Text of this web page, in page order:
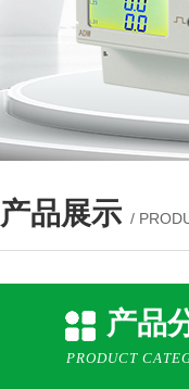
产品展示 /
产品
PRODUCT